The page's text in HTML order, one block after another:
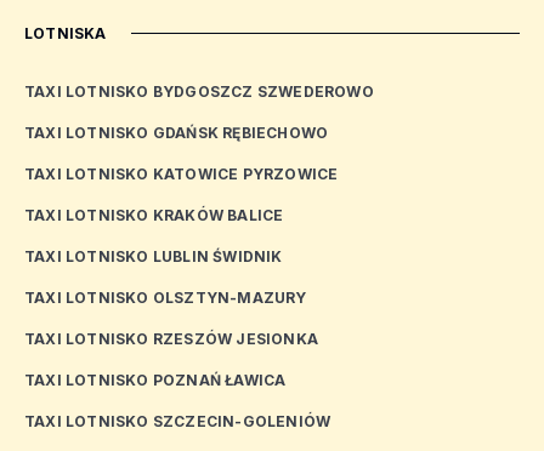
LOTNISKA
TAXI LOTNISKO BYDGOSZCZ SZWEDEROWO
TAXI LOTNISKO GDAŃSK RĘBIECHOWO
TAXI LOTNISKO KATOWICE PYRZOWICE
TAXI LOTNISKO KRAKÓW BALICE
TAXI LOTNISKO LUBLIN ŚWIDNIK
TAXI LOTNISKO OLSZTYN-MAZURY
TAXI LOTNISKO RZESZÓW JESIONKA
TAXI LOTNISKO POZNAŃ ŁAWICA
TAXI LOTNISKO SZCZECIN-GOLENIÓW